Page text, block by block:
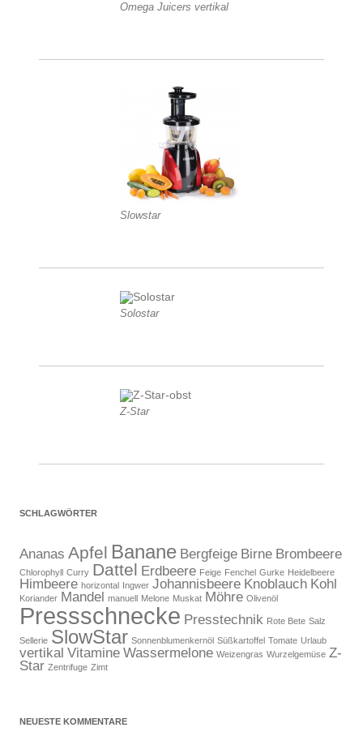
Omega Juicers vertikal
Slowstar
Solostar
Z-Star
SCHLAGWÖRTER
Ananas Apfel Banane Bergfeige Birne Brombeere
Chlorophyll Curry Dattel Erdbeere Feige Fenchel Gurke Heidelbeere
Himbeere horizontal Ingwer Johannisbeere Knoblauch Kohl
Koriander Mandel manuell Melone Muskat Möhre Olivenöl
Pressschnecke Presstechnik Rote Bete Salz
Sellerie SlowStar Sonnenblumenkernöl Süßkartoffel Tomate Urlaub
vertikal Vitamine Wassermelone Weizengras Wurzelgemüse Z-
Star Zentrifuge Zimt
NEUESTE KOMMENTARE